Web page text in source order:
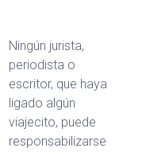
Ningún jurista,
periodista o
escritor, que haya
ligado algún
viajecito, puede
responsabilizarse